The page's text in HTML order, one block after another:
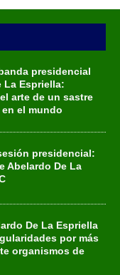
presidencial
La Espriella:
arte de un sastre
el mundo
presidencial:
Abelardo De La
De La Espriella
por más
organismos de